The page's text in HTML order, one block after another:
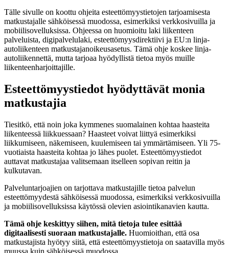
Tälle sivulle on koottu ohjeita esteettömyystietojen tarjoamisesta
matkustajalle sähköisessä muodossa, esimerkiksi verkkosivuilla ja
mobiilisovelluksissa. Ohjeessa on huomioitu laki liikenteen
palveluista, digipalvelulaki, esteettömyysdirektiivi ja EU:n linja-
autoliikenteen matkustajanoikeusasetus. Tämä ohje koskee linja-
autoliikennettä, mutta tarjoaa hyödyllistä tietoa myös muille
liikenteenharjoittajille.
Esteettömyystiedot hyödyttävät monia
matkustajia
Tiesitkö, että noin joka kymmenes suomalainen kohtaa haasteita
liikenteessä liikkuessaan? Haasteet voivat liittyä esimerkiksi
liikkumiseen, näkemiseen, kuulemiseen tai ymmärtämiseen. Yli 75-
vuotiaista haasteita kohtaa jo lähes puolet. Esteettömyystiedot
auttavat matkustajaa valitsemaan itselleen sopivan reitin ja
kulkutavan.
Palveluntarjoajien on tarjottava matkustajille tietoa palvelun
esteettömyydestä sähköisessä muodossa, esimerkiksi verkkosivuilla
ja mobiilisovelluksissa käytössä olevien asiointikanavien kautta.
Tämä ohje keskittyy siihen, mitä tietoja tulee esittää
digitaalisesti suoraan matkustajalle. Huomioithan, että osa
matkustajista hyötyy siitä, että esteettömyystietoja on saatavilla myös
muussa kuin sähköisessä muodossa.